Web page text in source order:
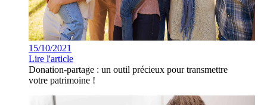
15/10/2021
Lire l'article
Donation-partage : un outil précieux pour transmettre
votre patrimoine !